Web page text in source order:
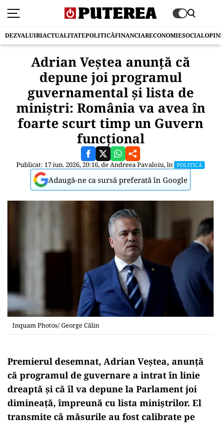
DEZVALUIRIACTUALITATEPOLITICĂFINANCIARECONOMIESOCIAL
Adrian Veștea anunță că
depune joi programul
guvernamental și lista de
miniștri: România va avea în
foarte scurt timp un Guvern
funcțional
Publicat: 17 iun. 2026, 20:16, deAndreea Pavaloiu, în POLITICĂ
Adaugă-ne ca sursă preferată în Google
Inquam Photos/ George Călin
Premierul desemnat, Adrian Veștea, anunță
că programul de guvernare a intrat în linie
dreaptă și că îl va depune la Parlament joi
dimineață, împreună cu lista miniștrilor. El
transmite că măsurile au fost calibrate pe